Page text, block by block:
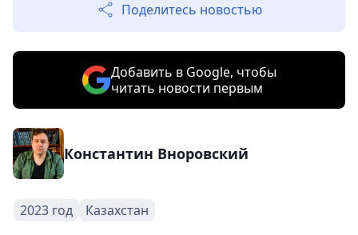
Поделитесь новостью
Добавить в Google, чтобы
читать новости первым
Константин Вноровский
2023 год Казахстан